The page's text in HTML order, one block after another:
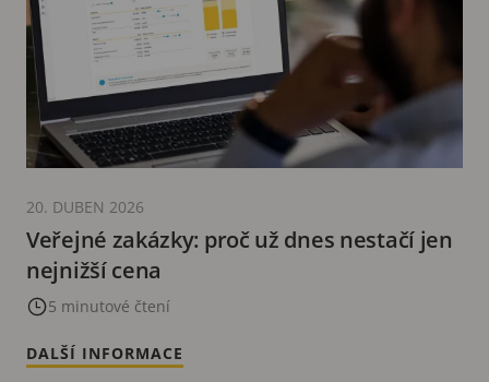
Veřejné zakázky: proč už dnes nestačí jen
nejnižší cena
5 minutové čtení
20. DUBEN 2026
DALŠÍ INFORMACE